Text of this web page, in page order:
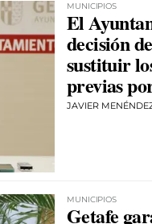
MUNICIPIOS
El
decisión
sustituir
previas
JAVIER
MUNICIPIOS
Getafe